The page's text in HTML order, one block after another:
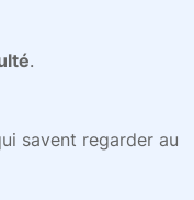
.
savent regarder au